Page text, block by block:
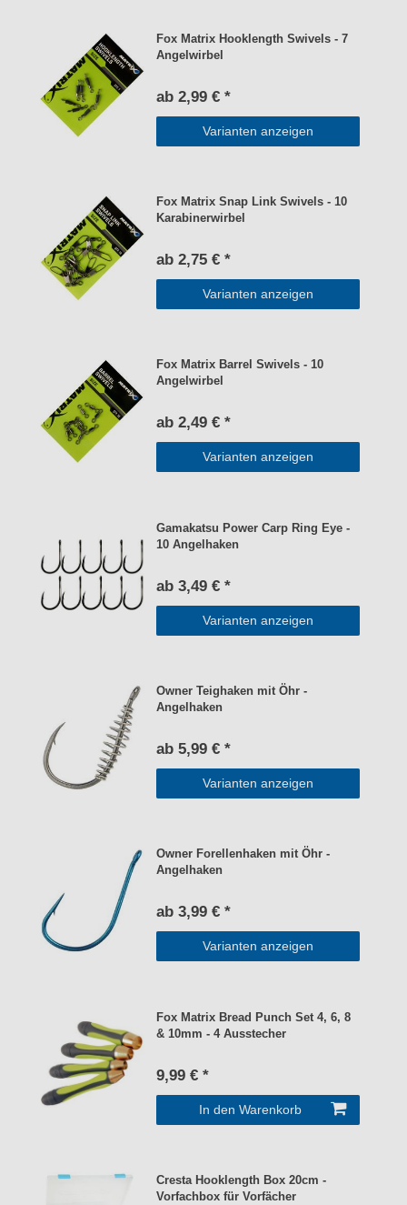
Fox Matrix Hooklength Swivels - 7
Angelwirbel
ab 2,99 € *
Varianten anzeigen
Fox Matrix Snap Link Swivels - 10
Karabinerwirbel
ab 2,75 € *
Varianten anzeigen
Fox Matrix Barrel Swivels - 10
Angelwirbel
ab 2,49 € *
Varianten anzeigen
Gamakatsu Power Carp Ring Eye -
10 Angelhaken
ab 3,49 € *
Varianten anzeigen
Owner Teighaken mit Öhr -
Angelhaken
ab 5,99 € *
Varianten anzeigen
Owner Forellenhaken mit Öhr -
Angelhaken
ab 3,99 € *
Varianten anzeigen
Fox Matrix Bread Punch Set 4, 6, 8
& 10mm - 4 Ausstecher
9,99 € *
In den Warenkorb
Cresta Hooklength Box 20cm -
Vorfachbox für Vorfächer